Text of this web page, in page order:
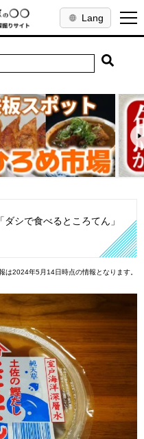
Lang
シで食べるところてん」
は2024年5月14日時点の情報となります。